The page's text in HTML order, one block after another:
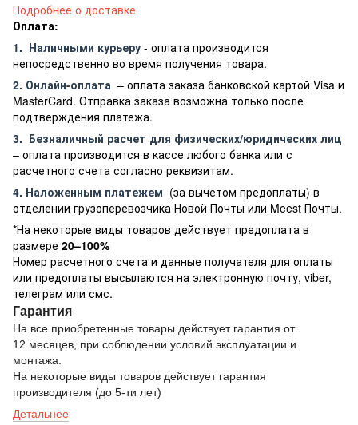
Подробнее о доставке
Оплата:
1. Наличными курьеру - оплата производится
непосредственно во время получения товара.
2. Онлайн-оплата – оплата заказа банковской картой Visa и
MasterCard. Отправка заказа возможна только после
подтверждения платежа.
3. Безналичный расчет для физических/юридических лиц
– оплата производится в кассе любого банка или с
расчетного счета согласно реквизитам.
4. Наложенным платежем (за вычетом предоплаты) в
отделении грузоперевозчика Новой Почты или Meest Почты.
*На некоторые виды товаров действует предоплата в
размере 20–100%
Номер расчетного счета и данные получателя для оплаты
или предоплаты высылаются на электронную почту, viber,
телеграм или смс.
Гарантия
На все приобретенные товары действует гарантия от
12 месяцев, при соблюдении условий эксплуатации и
монтажа.
На некоторые виды товаров действует гарантия
производителя (до 5-ти лет)
Детальнее